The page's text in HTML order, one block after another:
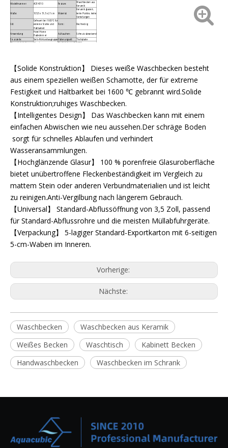
Modellnummer: ACB4310 Feature:
Waschbecken aus
Keramik
Maße: 105,5 x 51,5 x 21 cm Material:
Keramik glasiert,
keine Punkte, keine
Vertiefungen
Stil:
Gefeuert bei 1600℃ für
extreme Stärke und
Haltbarkeit
Form: Rechteckig
Anwendung:
Hotel Home
Badezimmer
Auftauchen:
Schmutzabweisend
Ersatzteile:
Sieb-/AbflussbaugruppeHalterungsstil: Tischplatte
Wasserhahnhalterung:1 Loch Qualitätskontrolle100%
【Solide Konstruktion】 Dieses weiße Waschbecken besteht
aus einem speziellen weißen Schamotte, der für extreme
Festigkeit und Haltbarkeit bei 1600 ℃ gebrannt wird.Solide
Konstruktion;ruhiges Waschbecken.
【Intelligentes Design】 Das Waschbecken kann mit einem
einfachen Abwischen wie neu aussehen.Der schräge Boden
sorgt für schnelles Ablaufen und verhindert
Wasseransammlungen.
【Hochglänzende Glasur】 100 % porenfreie Glasuroberfläche
bietet unübertroffene Fleckenbeständigkeit im Vergleich zu
mattem Stein oder anderen Verbundmaterialien und ist leicht
zu reinigen.Anti-Vergilbung nach längerem Gebrauch.
【Universal】 Standard-Abflussöffnung von 3,5 Zoll, passend
für Standard-Abflussrohre und die meisten Müllabfuhrgeräte.
【Verpackung】 5-lagiger Standard-Exportkarton mit 6-seitigen
5-cm-Waben im Inneren.
Vorherige:
Nächste:
Waschbecken
Waschbecken aus Keramik
Weißes Becken
Waschtisch
Kabinett Becken
Handwaschbecken
Waschbecken im Schrank